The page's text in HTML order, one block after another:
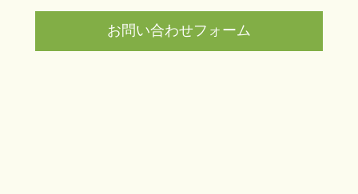
お問い合わせフォーム